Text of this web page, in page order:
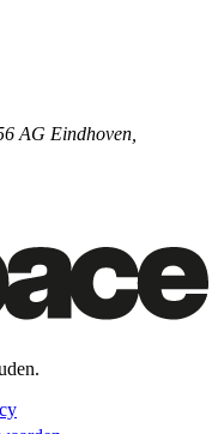
AG Eindhoven,